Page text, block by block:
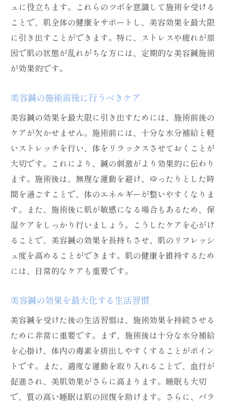
ュに役立ちます。これらのツボを意識して施術を受ける
ことで、肌全体の健康をサポートし、美容効果を最大限
に引き出すことができます。特に、ストレスや疲れが原
因で肌の状態が乱れがちな方には、定期的な美容鍼施術
が効果的です。
美容鍼の施術前後に行うべきケア
美容鍼の効果を最大限に引き出すためには、施術前後の
ケアが欠かせません。施術前には、十分な水分補給と軽
いストレッチを行い、体をリラックスさせておくことが
大切です。これにより、鍼の刺激がより効果的に伝わり
ます。施術後は、無理な運動を避け、ゆったりとした時
間を過ごすことで、体のエネルギーが整いやすくなりま
す。また、施術後に肌が敏感になる場合もあるため、保
湿ケアをしっかり行いましょう。こうしたケアを心がけ
ることで、美容鍼の効果を長持ちさせ、肌のリフレッシ
ュ度を高めることができます。肌の健康を維持するため
には、日常的なケアも重要です。
美容鍼の効果を最大化する生活習慣
美容鍼を受けた後の生活習慣は、施術効果を持続させる
ために非常に重要です。まず、施術後は十分な水分補給
を心掛け、体内の毒素を排出しやすくすることがポイン
トです。また、適度な運動を取り入れることで、血行が
促進され、美肌効果がさらに高まります。睡眠も大切
で、質の高い睡眠は肌の回復を助けます。さらに、バラ